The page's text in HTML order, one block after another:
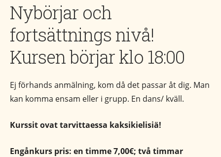
Nybörjar och
fortsättnings nivå!
Kursen börjar klo 18:00
Ej förhands anmälning, kom då det passar åt dig. Man
kan komma ensam eller i grupp. En dans/ kväll.
Kurssit ovat tarvittaessa kaksikielisiä!
Engånkurs pris: en timme 7,00€; två timmar